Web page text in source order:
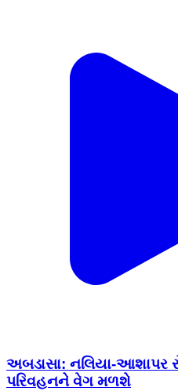
અબડાસા: નલિયા-આશાપર
પરિવહનને વેગ મળશે